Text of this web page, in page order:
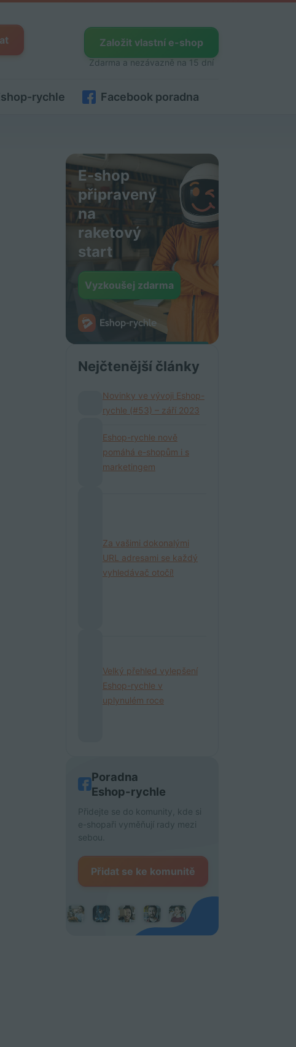
Založit vlastní e-shop
Zdarma a nezávazně na 15 dní
rychle Facebook poradna
E-shop
připravený
na
raketový
start
Vyzkoušej zdarma
Nejčtenější články
Novinky ve vývoji Eshop-
rychle (#53) – září 2023
Eshop-rychle nově
pomáhá e-shopům i s
marketingem
Za vašimi dokonalými
URL adresami se každý
vyhledávač otočí!
Velký přehled vylepšení
Eshop-rychle v
uplynulém roce
Poradna
Eshop-rychle
Přidejte se do komunity, kde si
e-shopaři vyměňují rady mezi
sebou.
Přidat se ke komunitě